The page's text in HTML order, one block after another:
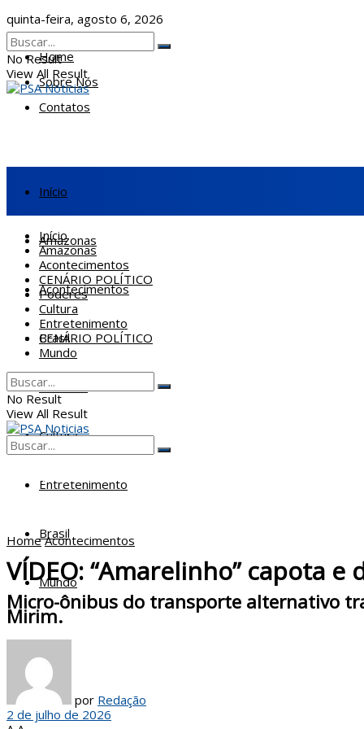
quinta-feira, agosto 6, 2026
Home
Sobre Nós
Contatos
No Result
View All Result
Início
Amazonas
Acontecimentos
CENÁRIO POLÍTICO
Poderes
Cultura
Entretenimento
Brasil
Mundo
Início
Amazonas
Acontecimentos
CENÁRIO POLÍTICO
Poderes
Cultura
Entretenimento
Brasil
Mundo
No Result
View All Result
View All Result
Home Acontecimentos
VÍDEO: “Amarelinho” capota
Micro-ônibus do transporte alternativo
Mirim.
por Redação
2 de julho de 2026